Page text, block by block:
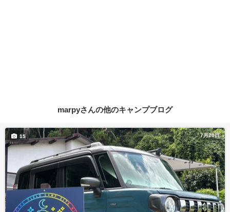
marpyさんの他のキャンプブログ
7月20日
15